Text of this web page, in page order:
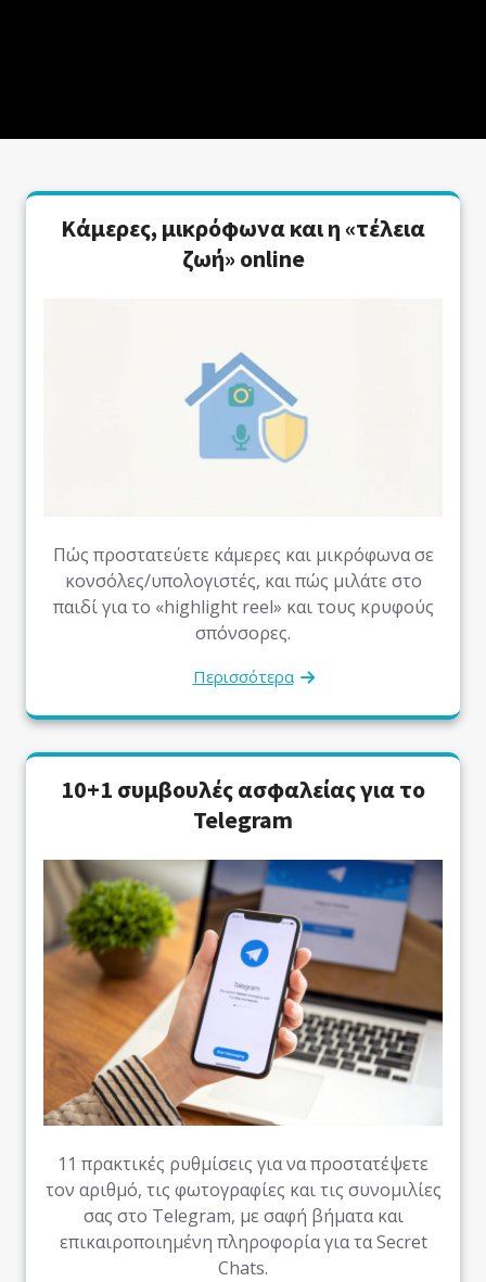
Κάμερες, μικρόφωνα και η «τέλεια
ζωή» online
Πώς προστατεύετε κάμερες και μικρόφωνα σε
κονσόλες/υπολογιστές, και πώς μιλάτε στο
παιδί για το «highlight reel» και τους κρυφούς
σπόνσορες.
Περισσότερα
10+1 συμβουλές ασφαλείας για το
Telegram
11 πρακτικές ρυθμίσεις για να προστατέψετε
τον αριθμό, τις φωτογραφίες και τις συνομιλίες
σας στο Telegram, με σαφή βήματα και
επικαιροποιημένη πληροφορία για τα Secret
Chats.